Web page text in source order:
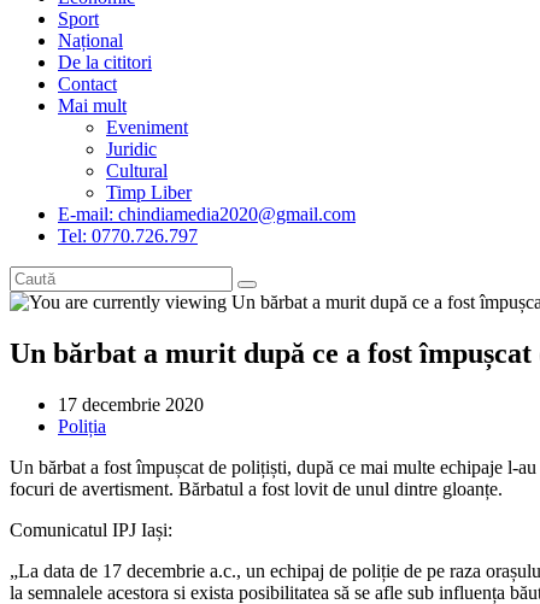
Sport
Național
De la cititori
Contact
Mai mult
Eveniment
Juridic
Cultural
Timp Liber
E-mail: chindiamedia2020@gmail.com
Tel: 0770.726.797
Un bărbat a murit după ce a fost
Post
published:
17 decembrie 2020
Post
Poliția
Un bărbat a fost împușcat de polițiști, după ce mai multe echipaje l-
focuri de avertisment. Bărbatul a fost lovit de unul dintre gloanțe.
Comunicatul IPJ Iași:
„La data de 17 decembrie a.c., un echipaj de poliție de pe raza
la semnalele acestora si exista posibilitatea să se afle sub influența